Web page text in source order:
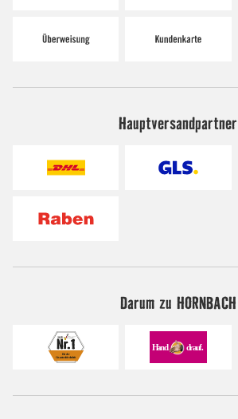
Hauptversandpartner
Darum zu HORNBACH